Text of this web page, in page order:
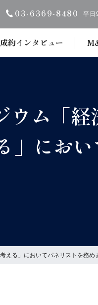
03-6369‐8480 平日
成約インタビュー
ウム「経
」におい
る」においてパネリストを務め